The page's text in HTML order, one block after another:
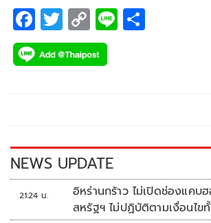
F
ac
e
k
T
wi
tt
C
o
p
k
Li
NEWS UPDATE
21:24 น.
อิหร่านกร้าว ไม่เปิดช่องแคบ
สหรัฐฯ ไม่ปฏิบัติตามเงื่อนไข